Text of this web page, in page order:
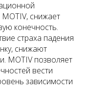
снижает
конечность.
страха падения
снижают
MOTIV позволяет
вести
зависимости